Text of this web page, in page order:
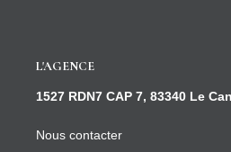
L'AGENCE
1527 RDN7 CAP 7, 83340 Le
Nous contacter